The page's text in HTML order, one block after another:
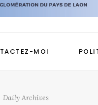
MOI
Daily Archives